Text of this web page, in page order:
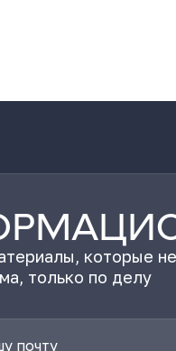
которые
только по делу